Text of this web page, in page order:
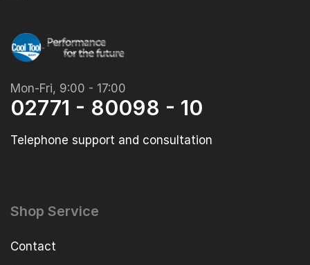
Mon-Fri, 9:00 - 17:00
02771 - 80098 - 10
Telephone support and consultation
Shop Service
Contact